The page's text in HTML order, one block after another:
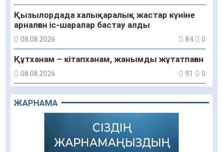
Қызылордада халықаралық жастар күніне
арналған іс-шаралар бастау алды
08.08.2026 84 0
Құтханам – кітапханам, жанымды жұтатпаған
08.08.2026 91 0
Құрылыс қарқыны – қала дамуының айғағы
08.08.2026
Зәулім ғимараттарда туған жерді түлеткен
азаматтардың қолтаңбасы бар
ЖАРНАМА